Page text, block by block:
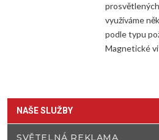
využíváme
podle typu
Magnetické
NAŠE SLUŽBY
SVĚTELNÁ REKLAMA